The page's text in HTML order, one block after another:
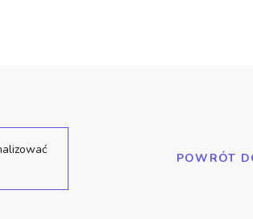
POWRÓT